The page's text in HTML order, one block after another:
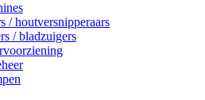
/ houtversnipperaars
/ bladzuigers